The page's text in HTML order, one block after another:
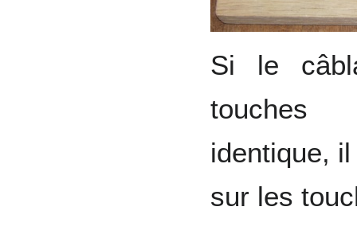
Si le
touches
identique,
sur les